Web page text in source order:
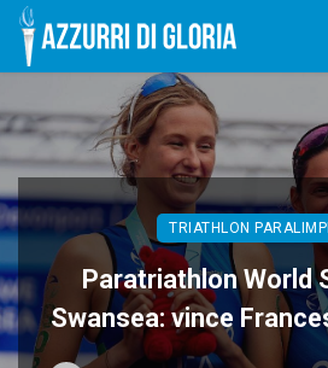
TRIATHLON
Paratriathlon World
Swansea: vince